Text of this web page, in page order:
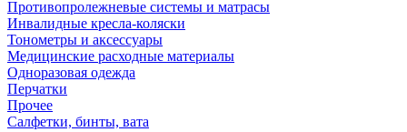
Противопролежневые системы и матрасы
Инвалидные кресла-коляски
Тонометры и аксессуары
Медицинские расходные материалы
Одноразовая одежда
Перчатки
Прочее
Салфетки, бинты, вата